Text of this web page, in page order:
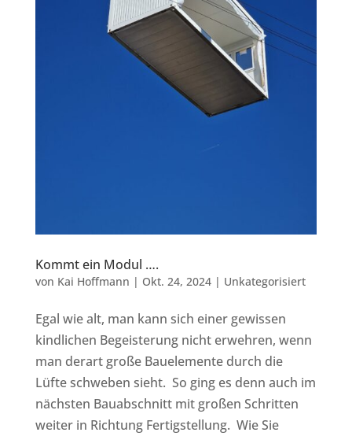
Kommt ein Modul ….
von Kai Hoffmann | Okt. 24, 2024| Unkategorisiert
Egal wie alt, man kann sich einer gewissen
kindlichen Begeisterung nicht erwehren, wenn
man derart große Bauelemente durch die
Lüfte schweben sieht. So ging es denn auch im
nächsten Bauabschnitt mit großen Schritten
weiter in Richtung Fertigstellung. Wie Sie